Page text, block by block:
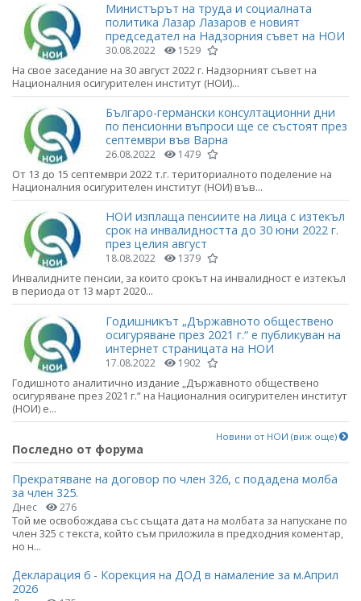
Министърът на труда и социалната
политика Лазар Лазаров е новият
председател на Надзорния съвет на НОИ
30.08.2022 1529
На свое заседание на 30 август 2022 г. Надзорният съвет на
Националния осигурителен институт (НОИ)...
Българо-германски консултационни дни
по пенсионни въпроси ще се състоят през
септември във Варна
26.08.2022 1479
От 13 до 15 септември 2022 т.г. териториалното поделение на
Националния осигурителен институт (НОИ) във...
НОИ изплаща пенсиите на лица с изтекъл
срок на инвалидността до 30 юни 2022 г.
през целия август
18.08.2022 1379
Инвалидните пенсии, за които срокът на инвалидност е изтекъл
в периода от 13 март 2020...
Годишникът „Държавното обществено
осигуряване през 2021 г.“ е публикуван на
интернет страницата на НОИ
17.08.2022 1902
Годишното аналитично издание „Държавното обществено
осигуряване през 2021 г.“ на Националния осигурителен институт
(НОИ) е...
Новини от НОИ (виж още)
Последно от форума
Прекратяване на договор по член 326, с подадена молба
за член 325.
Днес 276
Той ме освобождава със същата дата на молбата за напускане по
член 325 с текста, който съм приложила в предходния коментар,
но н...
Декларация 6 - Корекция на ДОД в намаление за м.Април
2026